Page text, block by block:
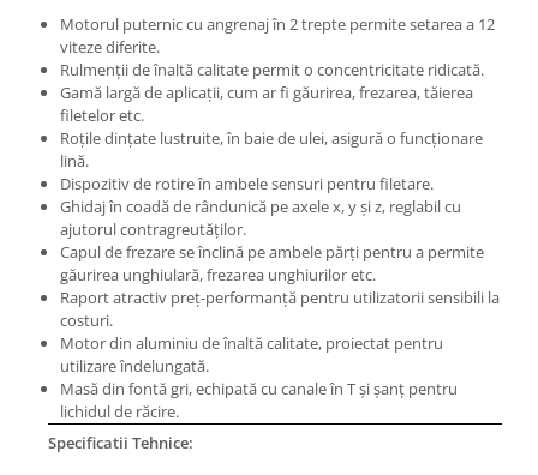
Exhaustor pentru aschii metal
Masini de gaurit cu talpa
magnetica
Instalatii de spalare a pieselor
Accesorii prelucrare metal
Universale de strung si accesorii
pentru strunguri
Falci pentru 3 bacuri PS3/ PO3
Falci pentru 4 bacuri PS4/ PO4
Flanșă
Fălcile pentru 3-bacuri DK11
Fălcile pentru 4-bacuri DK12
Mandrine independente
Mandrină cu 3 fălci din fontă
Mandrină cu 3 fălci din otel
Motorul puternic cu angrenaj în 2 trepte permite setarea a 12
viteze diferite.
Rulmenții de înaltă calitate permit o concentricitate ridicată.
Gamă largă de aplicații, cum ar fi găurirea, frezarea, tăierea
filetelor etc.
Roțile dințate lustruite, în baie de ulei, asigură o funcționare
lină.
Dispozitiv de rotire în ambele sensuri pentru filetare.
Ghidaj în coadă de rândunică pe axele x, y și z, reglabil cu
ajutorul contragreutăților.
Capul de frezare se înclină pe ambele părți pentru a permite
găurirea unghiulară, frezarea unghiurilor etc.
Raport atractiv preț-performanță pentru utilizatorii sensibili la
costuri.
Motor din aluminiu de înaltă calitate, proiectat pentru
utilizare îndelungată.
Masă din fontă gri, echipată cu canale în T și șanț pentru
lichidul de răcire.
Specificatii Tehnice: